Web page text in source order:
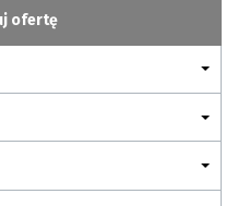
ofertę
kupić
pobrania
i odpowiedzi